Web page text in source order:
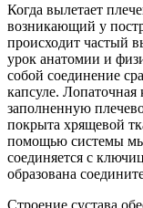
Когда вылетает
возникающий у
происходит частый
урок анатомии и
собой соединение
капсуле.
заполненную
покрыта хрящевой
помощью системы
соединяется с
образована
Строение сустава